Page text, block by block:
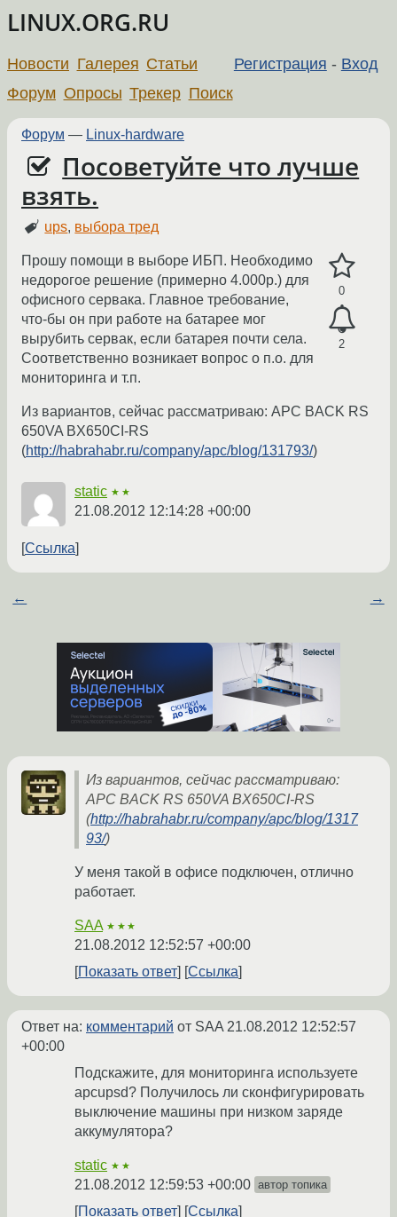
LINUX.ORG.RU
Регистрация - Вход
Новости Галерея Статьи
Форум Опросы Трекер Поиск
Форум — Linux-hardware
Посоветуйте что лучше
взять.
ups, выбора тред
0
2
Прошу помощи в выборе ИБП. Необходимо
недорогое решение (примерно 4.000р.) для
офисного сервака. Главное требование,
что-бы он при работе на батарее мог
вырубить сервак, если батарея почти села.
Соответственно возникает вопрос о п.о. для
мониторинга и т.п.
Из вариантов, сейчас рассматриваю: APC BACK RS
650VA BX650CI-RS
(http://habrahabr.ru/company/apc/blog/131793/)
static ★★
21.08.2012 12:14:28 +00:00
Ссылка
← →
Из вариантов, сейчас рассматриваю:
APC BACK RS 650VA BX650CI-RS
(http://habrahabr.ru/company/apc/blog/1317
93/)
У меня такой в офисе подключен, отлично
работает.
SAA ★★★
21.08.2012 12:52:57 +00:00
Показать ответ
Ссылка
Ответ на: комментарий от SAA21.08.2012 12:52:57
+00:00
Подскажите, для мониторинга используете
apcupsd? Получилось ли сконфигурировать
выключение машины при низком заряде
аккумулятора?
static ★★
21.08.2012 12:59:53 +00:00 автор топика
Показать ответ Ссылка